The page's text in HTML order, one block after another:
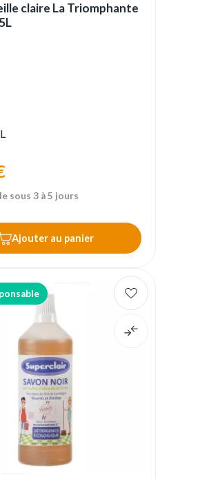
claire La Triomphante
sous 3 à 5 jours
Ajouter au panier